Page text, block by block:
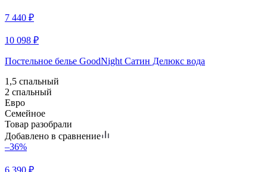
7 440 ₽
10 098 ₽
Постельное белье GoodNight Сатин Делюкс вода
1,5 спальный
2 спальный
Евро
Семейное
Товар разобрали
Добавлено в сравнение
–36%
6 390 ₽